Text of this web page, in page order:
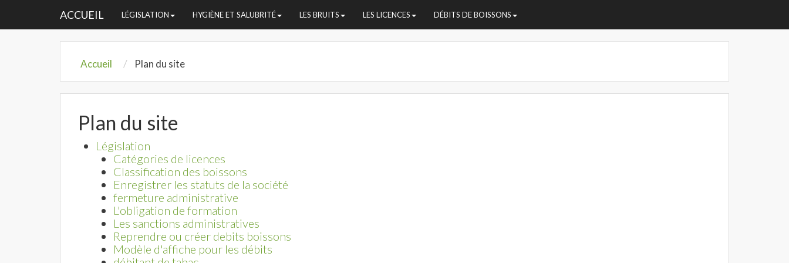
ACCUEIL LÉGISLATION HYGIÈNE ET SALUBRITÉ LES BRUITS LES LICENCES DÉBITS DE BOISSONS
Accueil Plan du site
Plan du site
Législation
Catégories de licences
Classification des boissons
Enregistrer les statuts de la société
fermeture administrative
L'obligation de formation
Les sanctions administratives
Reprendre ou créer debits boissons
Modèle d'affiche pour les débits